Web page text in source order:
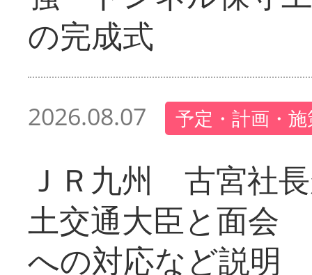
の完成式
2026.08.07 予定・計画・
ＪＲ九州 古宮社
土交通大臣と面会
への対応など説明